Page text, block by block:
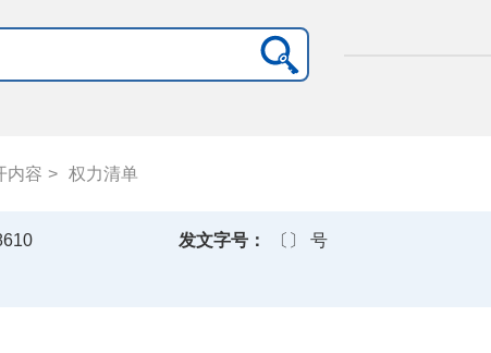
内容 > 权力清单
发文字号：
〔〕 号